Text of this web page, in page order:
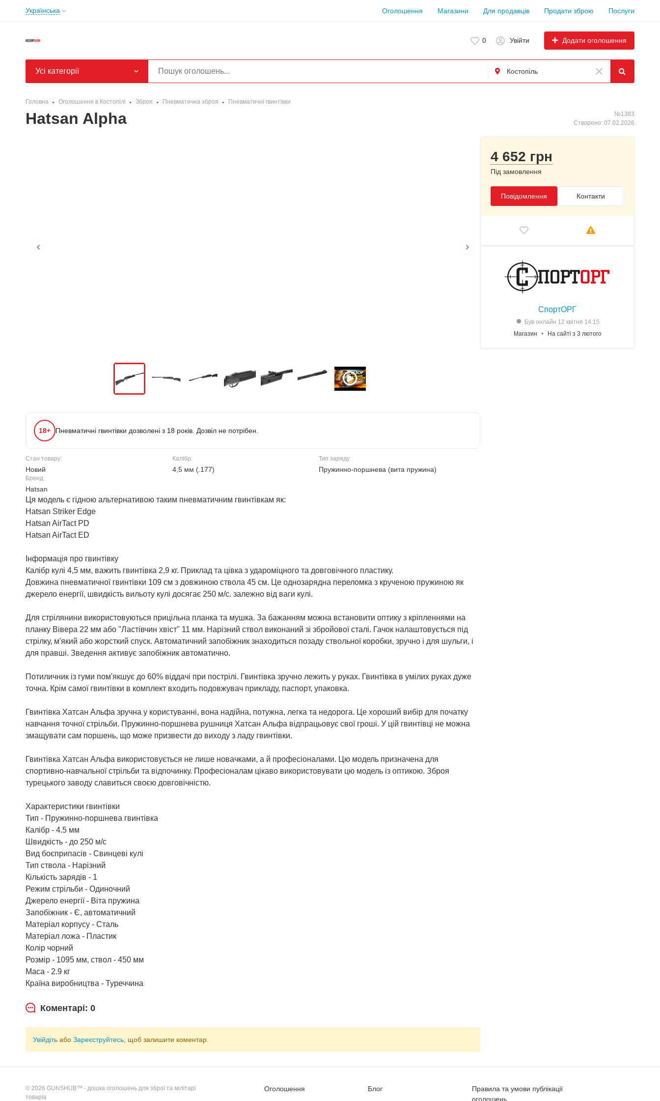
Українська Оголошення Магазини Для продавців Продати зброю Послуги
0 Увійти Додати оголошення
Усі категорії
Головна Оголошення в Костопілі Зброя Пневматична зброя Пневматичні гвинтівки
Hatsan Alpha
№1383
Створено: 07.02.2026
18+ Пневматичні гвинтівки дозволені з 18 років. Дозвіл не потрібен.
Стан товару:
Новий
Калібр:
4,5 мм (.177)
Тип заряду:
Пружинно-поршнева (вита пружина)
Бренд:
Hatsan
Ця модель є гідною альтернативою таким пневматичним гвинтівкам як:
Hatsan Striker Edge
Hatsan AirTact PD
Hatsan AirTact ED
Інформація про гвинтівку
Калібр кулі 4,5 мм, важить гвинтівка 2,9 кг. Приклад та цівка з удароміцного та довговічного пластику.
Довжина пневматичної гвинтівки 109 см з довжиною ствола 45 см. Це однозарядна переломка з крученою пружиною як
джерело енергії, швидкість вильоту кулі досягає 250 м/с. залежно від ваги кулі.
Для стрілянини використовуються прицільна планка та мушка. За бажанням можна встановити оптику з кріпленнями на
планку Вівера 22 мм або "Ластівчин хвіст" 11 мм. Нарізний ствол виконаний зі збройової сталі. Гачок налаштовується під
стрілку, м'який або жорсткий спуск. Автоматичний запобіжник знаходиться позаду ствольної коробки, зручно і для шульги, і
для правші. Зведення активує запобіжник автоматично.
Потиличник із гуми пом'якшує до 60% віддачі при пострілі. Гвинтівка зручно лежить у руках. Гвинтівка в умілих руках дуже
точна. Крім самої гвинтівки в комплект входить подовжувач прикладу, паспорт, упаковка.
Гвинтівка Хатсан Альфа зручна у користуванні, вона надійна, потужна, легка та недорога. Це хороший вибір для початку
навчання точної стрільби. Пружинно-поршнева рушниця Хатсан Альфа відпрацьовує свої гроші. У цій гвинтівці не можна
змащувати сам поршень, що може призвести до виходу з ладу гвинтівки.
Гвинтівка Хатсан Альфа використовується не лише новачками, а й професіоналами. Цю модель призначена для
спортивно-навчальної стрільби та відпочинку. Професіоналам цікаво використовувати цю модель із оптикою. Зброя
турецького заводу славиться своєю довговічністю.
Характеристики гвинтівки
Тип - Пружинно-поршнева гвинтівка
Калібр - 4.5 мм
Швидкість - до 250 м/с
Вид боєприпасів - Свинцеві кулі
Тип ствола - Нарізний
Кількість зарядів - 1
Режим стрільби - Одиночний
Джерело енергії - Віта пружина
Запобіжник - Є, автоматичний
Матеріал корпусу - Сталь
Матеріал ложа - Пластик
Колір чорний
Розмір - 1095 мм, ствол - 450 мм
Маса - 2.9 кг
Країна виробництва - Туреччина
Коментарі: 0
Увійдіть або Зареєструйтесь , щоб залишити коментар.
4 652 грн
Під замовлення
Повідомлення Контакти
СпортОРГ
Був онлайн 12 квітня 14:15
Магазин
На сайті з 3 лютого
© 2026 GUNSHUB™ - дошка оголошень для зброї та мілітарі
товарів
Оголошення
Блог
Правила та умови публікації
оголошень